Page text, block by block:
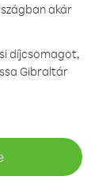
akár
díjcsomagot,
Gibraltár